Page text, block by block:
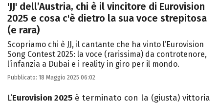
'JJ' dell’Austria, chi è il vincitore di Eurovision
2025 e cosa c'è dietro la sua voce strepitosa
(e rara)
Scopriamo chi è JJ, il cantante che ha vinto l’Eurovision
Song Contest 2025: la voce (rarissima) da controtenore,
l’infanzia a Dubai e i reality in giro per il mondo.
Pubblicato: 18 Maggio 2025 06:02
L’Eurovision 2025 è terminato con la (giusta) vittoria